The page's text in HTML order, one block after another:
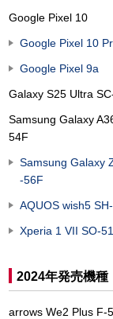
Google Pixel 10​
Google Pixel 10
Google Pixel 9a
Galaxy S25 Ultra
Samsung Galaxy
54F
Samsung Galaxy
-56F
AQUOS wish5
Xperia 1 VII SO-
2024年発売機種
arrows We2 Plus F-